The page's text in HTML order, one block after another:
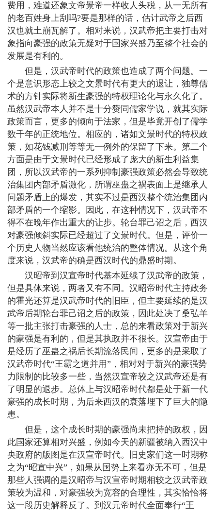
费用，难道还象文帝景帝一样收人头税，从一无所有
的老百姓身上刮吗?要是那样的话，估计武帝之后西
汉也就土崩瓦解了。相对来说，汉武帝把主要打击对
象指向豪强的政策无疑对于国家兴盛乃至整个社会的
发展是有利的。
但是，汉武帝时代的政策也造成了两个问题。一
个是意识形态上较之文景时代有更大的退让，独尊儒
术的方针实际将新生豪强的特权理论化与永久化了。
虽然汉武帝本人并不是十分赞同儒家学说，就其实际
政策而言，更多的倾向于法家，但是毕竟开创了儒学
数千年的正统地位。相应的，诸如文景时代的特权政
策，如花钱减刑等等无一例外的保留了下来。第二个
方面是由于文景时代已经形成了庞大的新生利益集
团，所以汉武帝的一系列抑制豪强政策必然会导致统
治集团内部矛盾激化，所谓巫蛊之祸表面上是继承人
问题矛盾上的爆发，其实不过是西汉整个统治集团内
部矛盾的一个缩影。因此，在这种情况下，汉武帝不
得不在晚年作出重大的让步。轮台罪己诏之后，西汉
对豪强倾斜实际已经超过了文景时代。但是，评价一
个历史人物当然应该看他统治的整体情况。从这个角
度来说，汉武帝的确是西汉时代的鼎盛时期。
汉昭帝到汉宣帝时代基本延续了汉武帝的政策，
但是具体来说，两者又有不同。汉昭帝时代主持政务
的霍光还算是汉武帝时代的旧臣，但主要延续的是汉
武帝后期轮台罪己诏之后的政策，因此处决了桑弘羊
等一批主张打击豪强的人士，总的来看政策对于新兴
的豪强是有利的，但是其执政并不很长。汉宣帝由于
是经历了巫蛊之祸后长期流落民间，更多的是采取了
汉武帝时代“王霸之道并用”，相对对于新兴的豪强势
力限制的比较多一些，当然汉宣帝较之汉武帝还是有
了明显的退步。总体上与汉昭帝时代都是处于新一代
豪强的成长时期，为后来西汉的衰落埋下了巨大的隐
患。
但是，这个成长时期的豪强尚未把持的政权，因
此国家还算相对兴盛，例如今天的新疆被纳入西汉中
央政府的版图是在汉宣帝时代。旧史家们这一时期称
之为“昭宣中兴”，如果从国势上来看亦无不可，但是
那些人强调的是汉昭帝与汉宣帝时期相较之汉武帝政
策较为温和，对豪强较为宽容的合理性，其实恰恰将
这一段历史解释反了。到汉元帝时代全面奉行“王